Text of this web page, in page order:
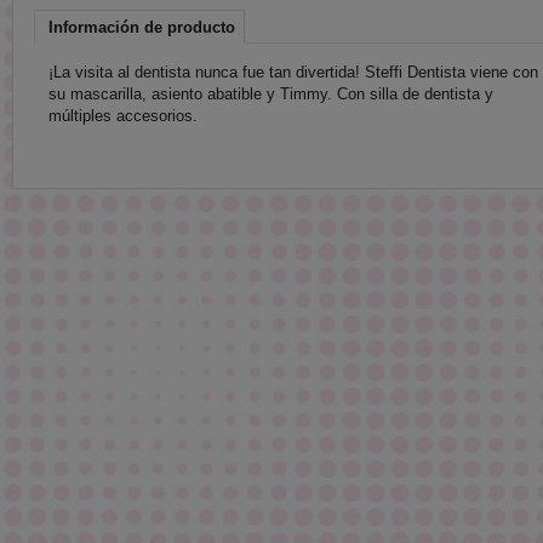
Información de producto
¡La visita al dentista nunca fue tan divertida! Steffi Dentista viene con
su mascarilla, asiento abatible y Timmy. Con silla de dentista y
múltiples accesorios.